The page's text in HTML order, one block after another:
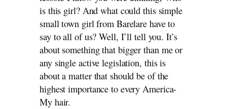
is this girl? And what could this simple
small town girl from Barelare have to
say to all of us? Well, I’ll tell you. It’s
about something that bigger than me or
any single active legislation, this is
about a matter that should be of the
highest importance to every America-
My hair.